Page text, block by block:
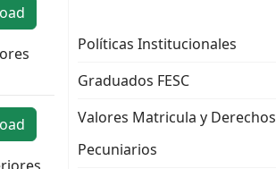
Políticas Institucionales
Graduados FESC
Valores Matricula y Derechos
Pecuniarios